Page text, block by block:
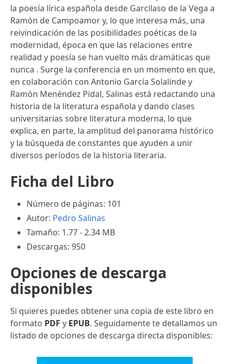
la poesía lírica española desde Garcilaso de la Vega a
Ramón de Campoamor y, lo que interesa más, una
reivindicación de las posibilidades poéticas de la
modernidad, época en que las relaciones entre
realidad y poesía se han vuelto más dramáticas que
nunca . Surge la conferencia en un momento en que,
en colaboración con Antonio García Solalinde y
Ramón Menéndez Pidal, Salinas está redactando una
historia de la literatura española y dando clases
universitarias sobre literatura moderna, lo que
explica, en parte, la amplitud del panorama histórico
y la búsqueda de constantes que ayuden a unir
diversos períodos de la historia literaria.
Ficha del Libro
Número de páginas: 101
Autor: Pedro Salinas
Tamaño: 1.77 - 2.34 MB
Descargas: 950
Opciones de descarga
disponibles
Si quieres puedes obtener una copia de este libro en
formato PDF y EPUB. Seguidamente te detallamos un
listado de opciones de descarga directa disponibles: